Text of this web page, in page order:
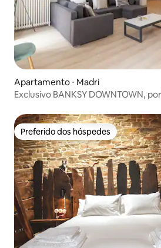
Apartamento ⋅ Madri
Exclusivo BANKSY DOWNTOWN,
Preferido dos hóspedes
Preferido dos hóspedes